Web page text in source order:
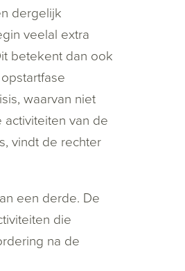
dergelijk
veelal extra
betekent dan ook
waarvan niet
van de
vindt de rechter
een derde. De
die
na de